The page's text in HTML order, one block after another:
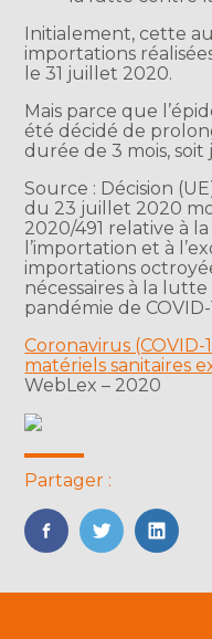
Initialement, cette
importations
le 31 juillet 2020.
Mais parce que
été décidé de
durée de 3 mois, soit
Source : Décision
du 23 juillet 2020
2020/491 relative à
l’importation et à
importations
nécessaires à la
pandémie de
Coronavirus
matériels sanitaires
WebLex – 2020
Partager :
FaceBook
Twitter